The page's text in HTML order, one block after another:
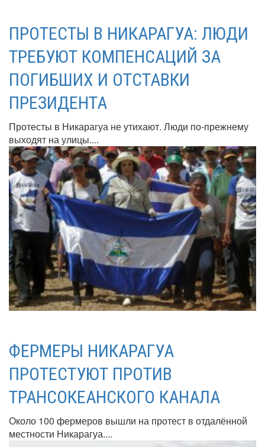
ПРОТЕСТЫ В НИКАРАГУА: ЛЮДИ
ТРЕБУЮТ КОМПЕНСАЦИЙ ЗА
ПОГИБШИХ И ОТСТАВКИ
ПРЕЗИДЕНТА
Протесты в Никарагуа не утихают. Люди по-прежнему
выходят на улицы....
ФЕРМЕРЫ НИКАРАГУА
ПРОТЕСТУЮТ ПРОТИВ
ТРАНСОКЕАНСКОГО КАНАЛА
Около 100 фермеров вышли на протест в отдалённой
местности Никарагуа....